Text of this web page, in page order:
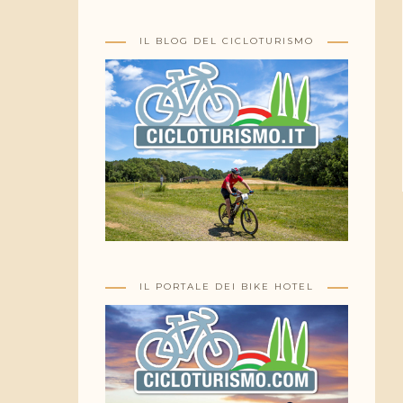
IL BLOG DEL CICLOTURISMO
IL PORTALE DEI BIKE HOTEL